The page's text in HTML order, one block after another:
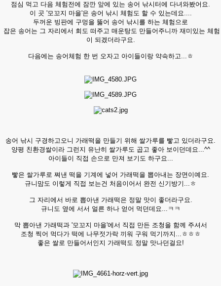
점심 먹고 다음 체험전에 잠깐 앞에 있는 송어 낚시터에 다녀와봤어요.
이 곳 '모꼬지 마을'은 송어 낚시 체험도 할 수 있는데요....
두꺼운 빙판에 구멍을 뚫어 송어 낚시를 하는 체험으로
잡은 송어는 그 자리에서 회도 떠주고 매운탕도 만들어주니까 재미있는 체험
이 되겠더라구요.
다음에는 송어체험 한 번 오자고 아이들이랑 약속하고...ㅎ
송어 낚시 구경하고오니 가래떡을 만들기 위해 쌀가루를 빻고 있더라구요.
양평 친환경쌀이라 그런지 유난히 쌀가루도 곱고 좋아 보이던데요...^^
아이들이 직접 손으로 만져 보기도 하구요...
빻은 쌀가루로 쪄낸 떡을 기계에 넣어 가래떡을 뽑아내는 장면이예요.
규니맘도 이렇게 직접 보는건 처음이어서 완전 신기방기...ㅎ
그 자리에서 바로 뽑아낸 가래떡은 정말 맛이 좋더라구요.
규니도 옆에 서서 얼른 하나 얻어 먹던데요...ㅋㅋ
막 뽑아낸 가래떡과 '모꼬지 마을'에서 직접 만든 조청을 함께 주셔서
조청 찍어 먹다가 떡에 나무젓가락 끼워 구워 먹기까지...ㅎㅎㅎ
좋은 쌀로 만들어서인지 가래떡도 정말 맛나던걸요!